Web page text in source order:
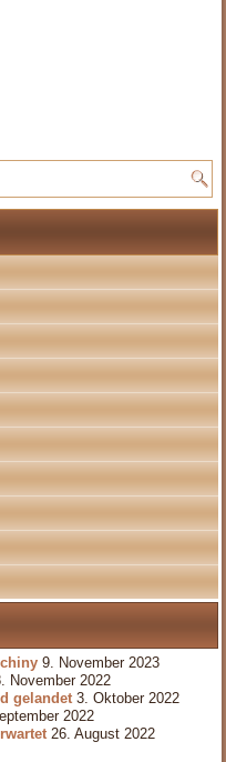
9. November 2023
November 2022
gelandet 3. Oktober 2022
2022
26. August 2022